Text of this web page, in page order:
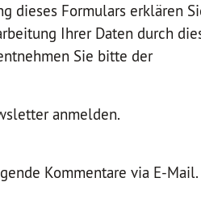
dieses Formulars erklären
Ihrer Daten durch
Sie bitte der
anmelden.
Kommentare via E-Mail.